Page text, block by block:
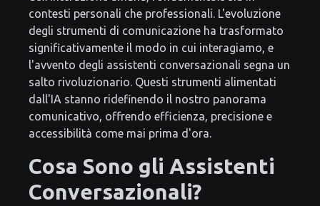
contesti personali che professionali. L'evoluzione
degli strumenti di comunicazione ha trasformato
significativamente il modo in cui interagiamo, e
l'avvento degli assistenti conversazionali segna un
salto rivoluzionario. Questi strumenti alimentati
dall'IA stanno ridefinendo il nostro panorama
comunicativo, offrendo efficienza, precisione e
accessibilità come mai prima d'ora.
Cosa Sono gli Assistenti
Conversazionali?